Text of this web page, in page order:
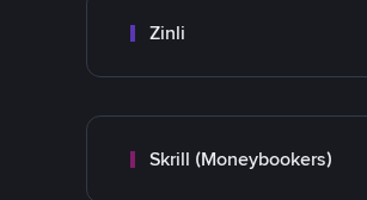
Zinli
Skrill (Moneybookers)